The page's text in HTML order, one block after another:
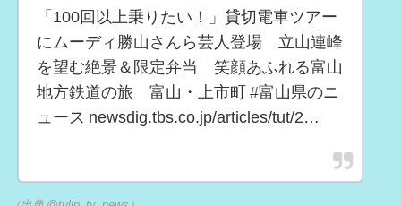
「100回以上乗りたい！」貸切電車ツアー
にムーディ勝山さんら芸人登場 立山連峰
を望む絶景＆限定弁当 笑顔あふれる富山
地方鉄道の旅 富山・上市町 #富山県のニ
ュース newsdig.tbs.co.jp/articles/tut/2…